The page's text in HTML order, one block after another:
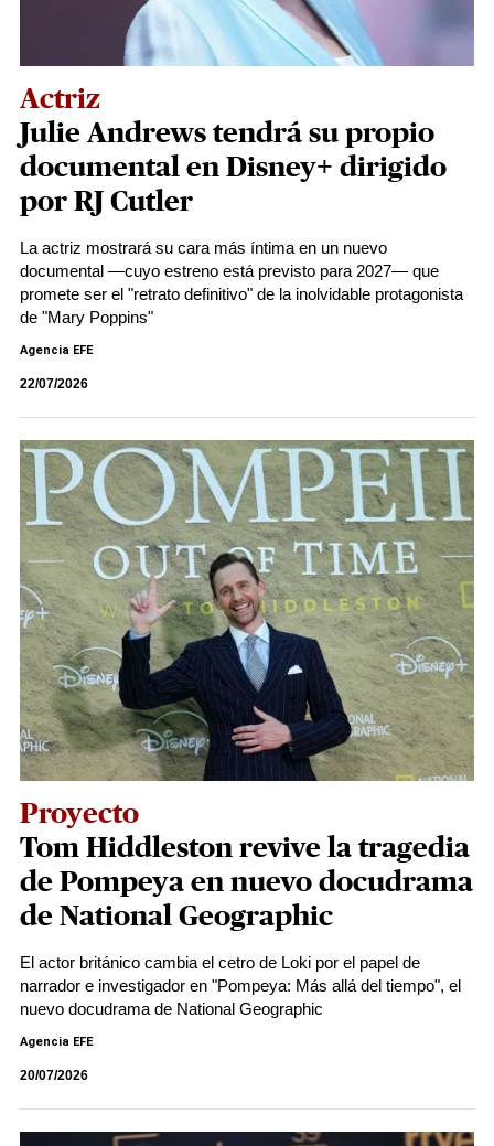
Actriz
Julie Andrews tendrá su propio
documental en Disney+ dirigido
por RJ Cutler
La actriz mostrará su cara más íntima en un nuevo
documental —cuyo estreno está previsto para 2027— que
promete ser el "retrato definitivo" de la inolvidable protagonista
de "Mary Poppins"
Agencia EFE
22/07/2026
Proyecto
Tom Hiddleston revive la tragedia
de Pompeya en nuevo docudrama
de National Geographic
El actor británico cambia el cetro de Loki por el papel de
narrador e investigador en "Pompeya: Más allá del tiempo", el
nuevo docudrama de National Geographic
Agencia EFE
20/07/2026